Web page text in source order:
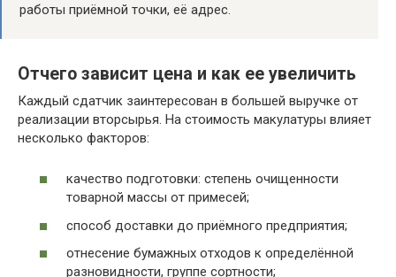
работы приёмной точки, её адрес.
Отчего зависит цена и как ее увеличить
Каждый сдатчик заинтересован в большей выручке от
реализации вторсырья. На стоимость макулатуры влияет
несколько факторов:
качество подготовки: степень очищенности
товарной массы от примесей;
способ доставки до приёмного предприятия;
отнесение бумажных отходов к определённой
разновидности, группе сортности;